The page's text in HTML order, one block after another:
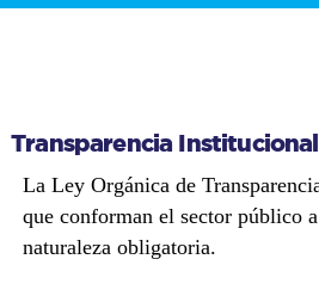
Transparencia Institucional
La Ley Orgánica de
que conforman el sector público
naturaleza obligatoria.​​​​